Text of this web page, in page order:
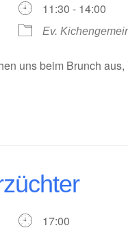
11:30 - 14:00
Ev.
uns beim Brunch
17:00